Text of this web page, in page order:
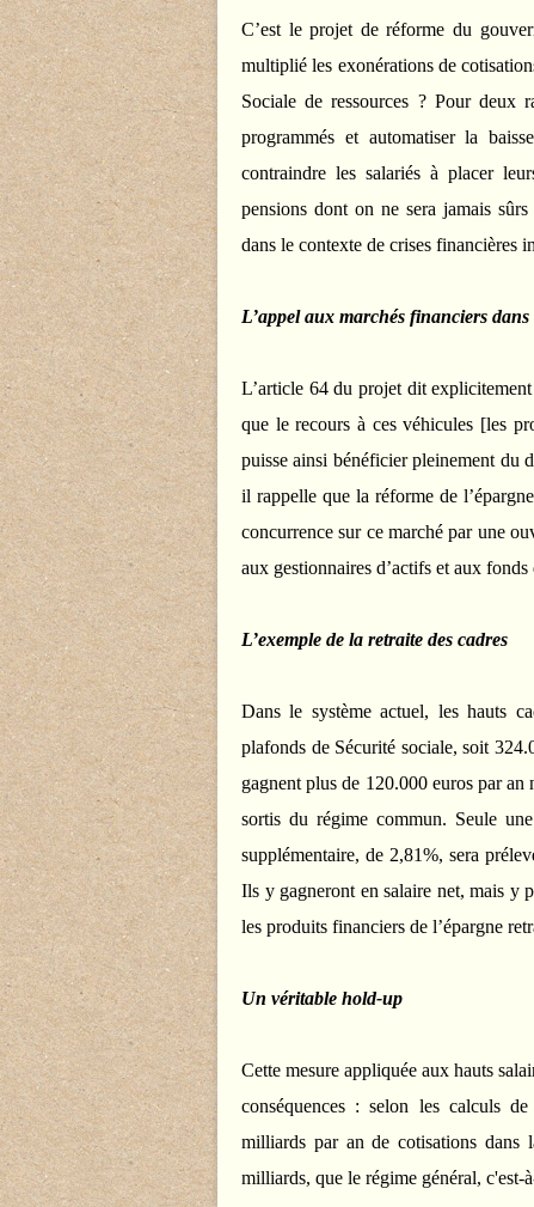
C’est le projet de réforme du
multiplié les exonérations de
Sociale de ressources ? Pour
programmés et automatiser la
contraindre les salariés à placer
pensions dont on ne sera jamais sûrs
dans le contexte de crises financières
L’appel aux marchés financiers
L’article 64 du projet dit
que le recours à ces véhicules [les
puisse ainsi bénéficier pleinement du
il rappelle que la réforme de
concurrence sur ce marché par une
aux gestionnaires d’actifs et aux
L’exemple de la retraite des cadres
Dans le système actuel, les hauts
plafonds de Sécurité sociale, soit
gagnent plus de 120.000 euros par
sortis du régime commun. Seule
supplémentaire, de 2,81%, sera
Ils y gagneront en salaire net, mais y
les produits financiers de l’épargne
Un véritable hold-up
Cette mesure appliquée aux hauts
conséquences : selon les calculs
milliards par an de cotisations
milliards, que le régime général, c'est-